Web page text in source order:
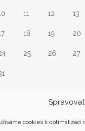
cookies k optimalizaci
11 12 13
18 19 20
25 26 27